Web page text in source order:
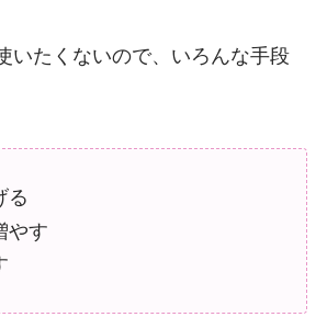
いたくないので、いろんな手段
る
やす